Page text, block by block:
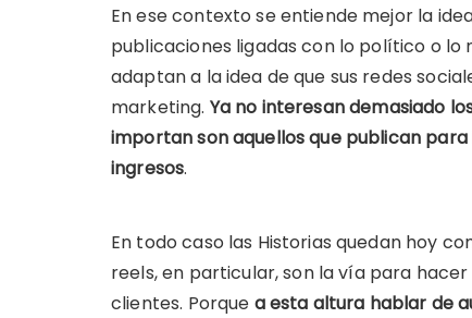
En ese contexto se entiende mejor la
publicaciones ligadas con lo político o
adaptan a la idea de que sus redes
marketing. Ya no interesan demasiado
importan son aquellos que publican
ingresos.
En todo caso las Historias quedan hoy
reels, en particular, son la vía para
clientes. Porque a esta altura hablar de